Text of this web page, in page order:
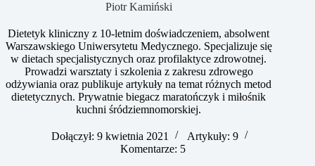
Piotr Kamiński
Dietetyk kliniczny z 10-letnim doświadczeniem, absolwent
Warszawskiego Uniwersytetu Medycznego. Specjalizuje się
w dietach specjalistycznych oraz profilaktyce zdrowotnej.
Prowadzi warsztaty i szkolenia z zakresu zdrowego
odżywiania oraz publikuje artykuły na temat różnych metod
dietetycznych. Prywatnie biegacz maratończyk i miłośnik
kuchni śródziemnomorskiej.​
Dołączył: 9 kwietnia 2021
Artykuły: 9
Komentarze: 5